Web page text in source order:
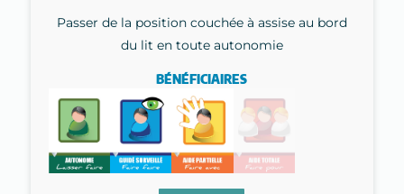
Passer de la position couchée à assise au bord
du lit en toute autonomie
BÉNÉFICIAIRES